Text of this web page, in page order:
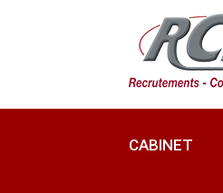
CABINET